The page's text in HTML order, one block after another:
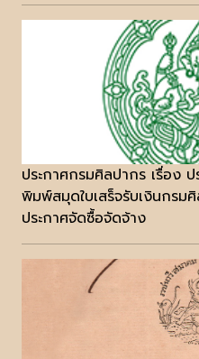
ประกาศกรมศิลปากร เรื่อง ป
พิมพ์สมุดใบเสร็จรับเงินกรมศิ
ประกาศจัดซื้อจัดจ้าง